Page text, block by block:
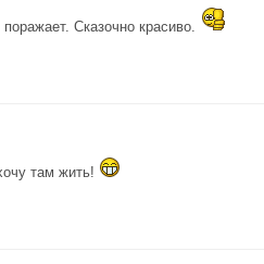
Сказочно красиво.
там жить!